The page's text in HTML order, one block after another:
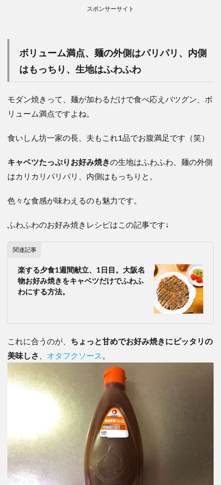
スポンサーサイト
ボリューム満点、麺の外側はパリパリ、内側
はもっちり、生地はふわふわ
モダン焼きって、麺が加わるだけで食べ応えバツグン、ボ
リューム満点ですよね。
食いしん坊一家の長、夫もこれ1品でお腹満足です（笑）
キャベツたっぷりお好み焼きの生地はふわふわ、麺の外側
はカリカリパリパリ、内側はもっちりと。
色々な食感が味わえるのも魅力です。
ふわふわのお好み焼きレシピはこの記事です↓
関連記事
楽する夕食1週間献立、1日目。大阪名
物お好み焼きをキャベツだけでふわふ
わにする方法。
これに合うのが、 ちょっと甘めでお好み焼きにピッタリの
美味しさ
オタフクソース 。